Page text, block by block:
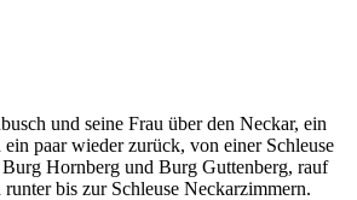
und seine Frau über den Neckar, ein
paar wieder zurück, von einer Schleuse
Hornberg und Burg Guttenberg, rauf
bis zur Schleuse Neckarzimmern.